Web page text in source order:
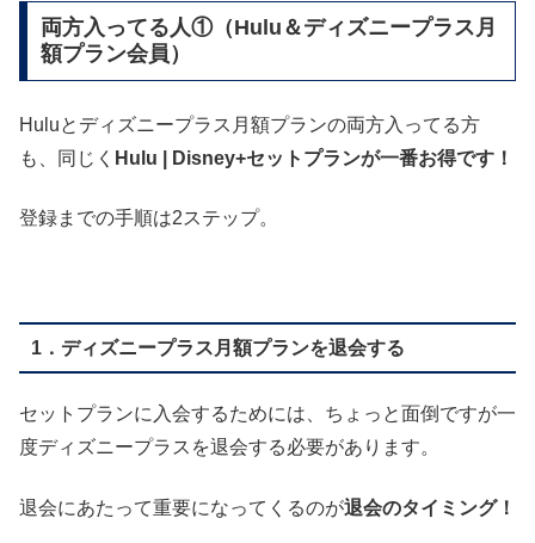
両方入ってる人①（Hulu＆ディズニープラス月
額プラン会員）
Huluとディズニープラス月額プランの両方入ってる方
も、同じく Hulu | Disney+セットプランが一番お得です！
登録までの手順は2ステップ。
1．ディズニープラス月額プランを退会する
セットプランに入会するためには、ちょっと面倒ですが一
度ディズニープラスを退会する必要があります。
退会にあたって重要になってくるのが退会のタイミング！